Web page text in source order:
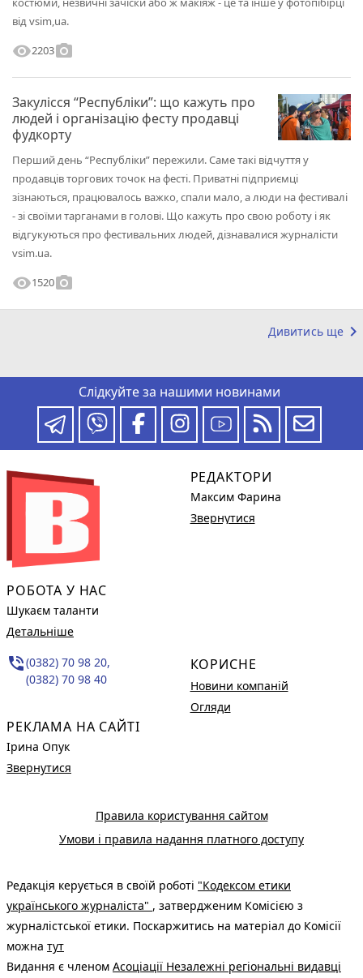
від vsim,ua.
visibility2203photo_camera
Закулісся “Республіки”: що кажуть про
людей і організацію фесту продавці
фудкорту
Перший день “Республіки” пережили. Саме такі відчуття у
продавців торгових точок на фесті. Приватні підприємці
зізнаються, працювалось важко, спали мало, а люди на фестивалі
- зі своїми тарганами в голові. Що кажуть про свою роботу і як
відгукуються про фестивальних людей, дізнавалися журналісти
vsim.ua.
visibility1520photo_camera
Дивитись ще keyboard_arrow_right
Слідкуйте за нашими новинами
РОБОТА У НАС
Шукаєм таланти
Детальніше
phone_in_talk(0382) 70 98 20,
(0382) 70 98 40
РЕКЛАМА НА САЙТІ
Ірина Опук
Звернутися
РЕДАКТОРИ
Максим Фарина
Звернутися
КОРИСНЕ
Новини компаній
Огляди
Правила користування сайтом
Умови і правила надання платного доступу
Редакція керується в своїй роботі "Кодексом етики
українського журналіста" , затвердженим Комісією з
журналістської етики. Поскаржитись на матеріал до Комісії
можна тут
Видання є членом Асоціації Незалежні регіональні видавці